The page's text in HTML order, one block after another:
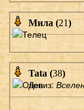
Мила (21)
Tata (38)
Девиз: